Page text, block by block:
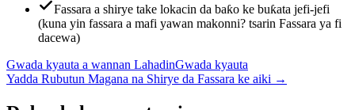
Fassara a shirye take lokacin da baƙo ke buƙata jefi-jefi
(kuna yin fassara a mafi yawan makonni? tsarin Fassara ya fi
dacewa)
Gwada kyauta a wannan LahadinGwada kyauta
Yadda Rubutun Magana na Shirye da Fassara ke aiki →